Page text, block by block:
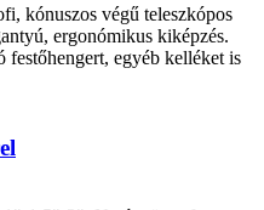
kónuszos végű teleszkópos
ergonómikus kiképzés.
egyéb kelléket is